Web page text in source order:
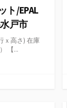
ト/EPAL
戸市
ｘ高さ) 在庫
【...